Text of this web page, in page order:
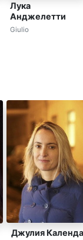
Лука
Анджелетти
Giulio
Джулия Календа